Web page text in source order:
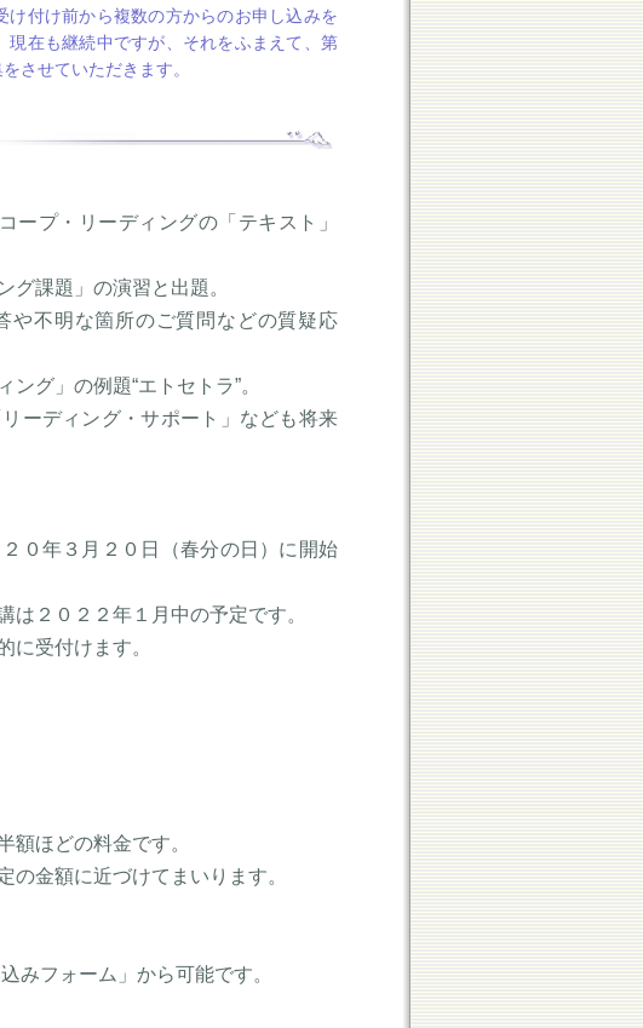
け付け前から複数の方からのお申し込みを
在も継続中ですが、それをふまえて、第
させていただきます。
ープ・リーディングの「テキスト」
グ課題」の演習と出題。
や不明な箇所のご質問などの質疑応
グ」の例題“エトセトラ”。
ーディング・サポート」なども将来
０年３月２０日（春分の日）に開始
２０２２年１月中の予定です。
に受付けます。
額ほどの料金です。
金額に近づけてまいります。
みフォーム」から可能です。